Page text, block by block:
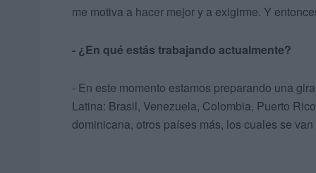
me motiva a hacer mejor y a exigirme. Y
- ¿En qué estás trabajando actualmente?
- En este momento estamos preparando una
Latina: Brasil, Venezuela, Colombia, Puerto
dominicana, otros países más, los cuales se